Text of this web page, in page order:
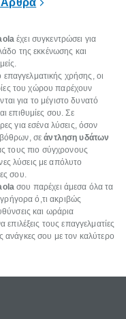
Άρθρα
έχει συγκεντρώσει για
της εκκένωσης και
επαγγελματικής χρήσης, οι
του χώρου παρέχουν
για το μέγιστο δυνατό
επιθυμίες σου. Σε
για εσένα λύσεις, όσον
βόθρων, σεάντληση υδάτων
τους πιο σύγχρονους
λύσεις με απόλυτο
σου.
σου παρέχει άμεσα όλα τα
ό,τι ακριβώς
και ωράρια
τους επαγγελματίες
ανάγκες σου με τον καλύτερο